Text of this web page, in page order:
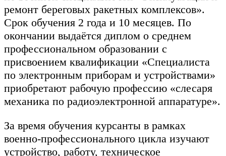
ремонт береговых ракетных комплексов».
Срок обучения 2 года и 10 месяцев. По
окончании выдаётся диплом о среднем
профессиональном образовании с
присвоением квалификации «Специалиста
по электронным приборам и устройствами»
приобретают рабочую профессию «слесаря
механика по радиоэлектронной аппаратуре».
За время обучения курсанты в рамках
военно-профессионального цикла изучают
устройство, работу, техническое